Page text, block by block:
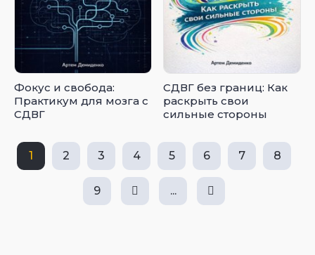
Фокус и свобода:
Практикум для мозга с
СДВГ
СДВГ без границ: Как
раскрыть свои
сильные стороны
1 2 3 4 5 6 7 8
9 ...